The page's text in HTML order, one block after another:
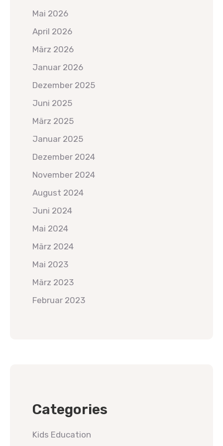
Mai 2026
April 2026
März 2026
Januar 2026
Dezember 2025
Juni 2025
März 2025
Januar 2025
Dezember 2024
November 2024
August 2024
Juni 2024
Mai 2024
März 2024
Mai 2023
März 2023
Februar 2023
Categories
Kids Education